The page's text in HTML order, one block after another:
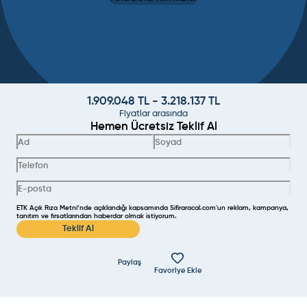
1.909.048 TL - 3.218.137 TL
Fiyatlar arasında
Hemen Ücretsiz Teklif Al
ETK Açık Rıza Metni’nde açıklandığı kapsamında Sifiraracal.com'un reklam, kampanya,
tanıtım ve fırsatlarından haberdar olmak istiyorum.
Teklif Al
Paylaş
Favoriye Ekle